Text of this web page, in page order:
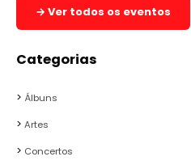
→ Ver todos os eventos
Categorias
Álbuns
Artes
Concertos